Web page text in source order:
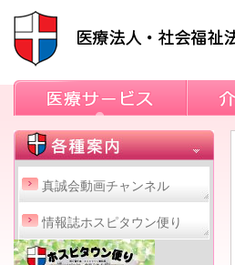
真誠会動画チャンネル
情報誌ホスピタウン便り